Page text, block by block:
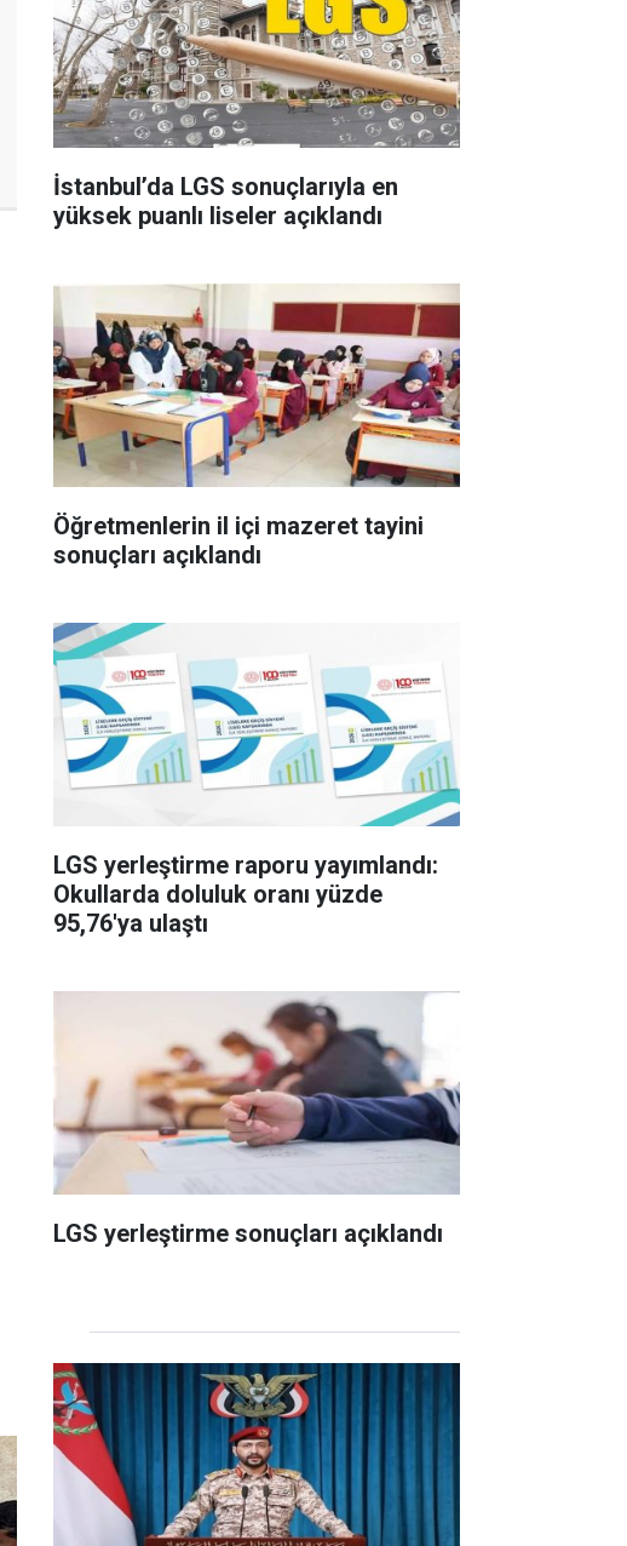
İstanbul’da LGS sonuçlarıyla en
yüksek puanlı liseler açıklandı
Öğretmenlerin il içi mazeret tayini
sonuçları açıklandı
LGS yerleştirme raporu yayımlandı:
Okullarda doluluk oranı yüzde
95,76'ya ulaştı
LGS yerleştirme sonuçları açıklandı